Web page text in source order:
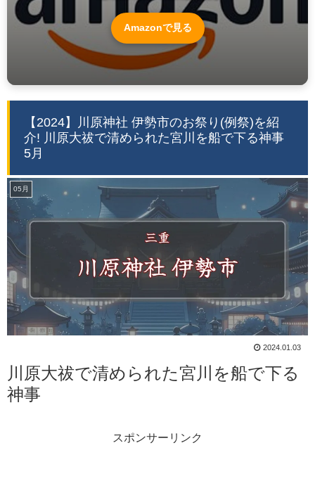
Amazonで見る
【2024】川原神社 伊勢市のお祭り(例祭)を紹
介! 川原大祓で清められた宮川を船で下る神事
5月
05月
2024.01.03
川原大祓で清められた宮川を船で下る
神事
スポンサーリンク